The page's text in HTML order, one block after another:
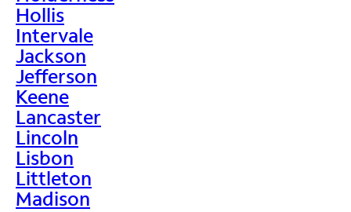
Hollis
Intervale
Jackson
Jefferson
Keene
Lancaster
Lincoln
Lisbon
Littleton
Madison